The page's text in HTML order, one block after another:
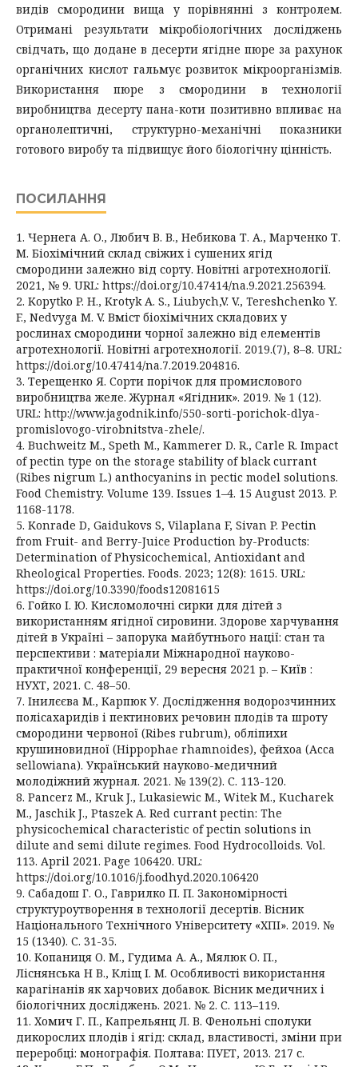
видів смородини вища у порівнянні з контролем.
Отримані результати мікробіологічних досліджень
свідчать, що додане в десерти ягідне пюре за рахунок
органічних кислот гальмує розвиток мікроорганізмів.
Використання пюре з смородини в технології
виробництва десерту пана-коти позитивно впливає на
органолептичні, структурно-механічні показники
готового виробу та підвищує його біологічну цінність.
ПОСИЛАННЯ
1. Чернега А. О., Любич В. В., Небикова Т. А., Марченко Т.
М. Біохімічний склад свіжих і сушених ягід
смородини залежно від сорту. Новітні агротехнології.
2021, № 9. URL: https://doi.org/10.47414/na.9.2021.256394.
2. Kopytko P. H., Krotyk A. S., Liubych,V. V., Tereshchenko Y.
F., Nedvyga M. V. Вміст біохімічних складових у
рослинах смородини чорної залежно від елементів
агротехнології. Новітні агротехнології. 2019.(7), 8–8. URL:
https://doi.org/10.47414/na.7.2019.204816.
3. Терещенко Я. Сорти порічок для промислового
виробництва желе. Журнал «Ягідник». 2019. № 1 (12).
URL: http://www.jagodnik.info/550-sorti-porichok-dlya-
promislovogo-virobnitstva-zhele/.
4. Buchweitz M., Speth M., Kammerer D. R., Carle R. Impact
of pectin type on the storage stability of black currant
(Ribes nigrum L.) anthocyanins in pectic model solutions.
Food Chemistry. Volume 139. Issues 1–4. 15 August 2013. P.
1168-1178.
5. Konrade D, Gaidukovs S, Vilaplana F, Sivan P. Pectin
from Fruit- and Berry-Juice Production by-Products:
Determination of Physicochemical, Antioxidant and
Rheological Properties. Foods. 2023; 12(8): 1615. URL:
https://doi.org/10.3390/foods12081615
6. Гойко І. Ю. Кисломолочні сирки для дітей з
використанням ягідної сировини. Здорове харчування
дітей в Україні – запорука майбутнього нації: стан та
перспективи : матеріали Міжнародної науково-
практичної конференції, 29 вересня 2021 р. – Київ :
НУХТ, 2021. С. 48–50.
7. Інилєєва М., Карпюк У. Дослідження водорозчинних
полісахаридів і пектинових речовин плодів та шроту
смородини червоної (Ribes rubrum), обліпихи
крушиновидної (Hippophae rhamnoides), фейхоа (Acca
sellowiana). Український науково-медичний
молодіжний журнал. 2021. № 139(2). С. 113-120.
8. Pancerz M., Kruk J., Lukasiewic M., Witek M., Kucharek
M., Jaschik J., Ptaszek A. Red currant pectin: The
physicochemical characteristic of pectin solutions in
dilute and semi dilute regimes. Food Hydrocolloids. Vol.
113. April 2021. Page 106420. URL:
https://doi.org/10.1016/j.foodhyd.2020.106420
9. Сабадош Г. О., Гаврилко П. П. Закономірності
структуроутворення в технології десертів. Вісник
Національного Технічного Університету «ХПІ». 2019. №
15 (1340). С. 31-35.
10. Копаниця О. М., Гудима А. А., Мялюк О. П.,
Ліснянська Н В., Кліщ І. М. Особливості використання
карагінанів як харчових добавок. Вісник медичних і
біологічних досліджень. 2021. № 2. С. 113–119.
11. Хомич Г. П., Капрельянц Л. В. Фенольні сполуки
дикорослих плодів і ягід: склад, властивості, зміни при
переробці: монографія. Полтава: ПУЕТ, 2013. 217 с.